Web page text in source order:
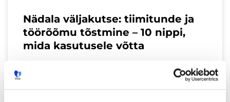
Nädala väljakutse: tiimitunde ja
töörõõmu tõstmine – 10 nippi,
mida kasutusele võtta
Heategu töökohal võib olla lihtne ja väike,
ent on väärilise tähendusega ning ei jää ka